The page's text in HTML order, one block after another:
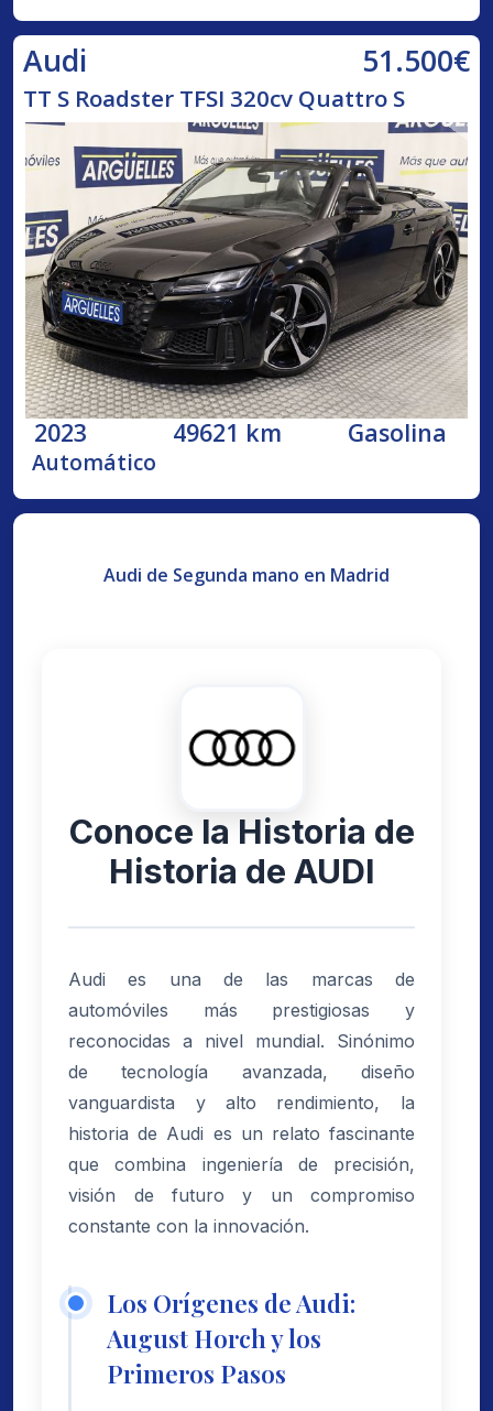
Audi 51.500€
TT S Roadster TFSI 320cv Quattro S
2023 49621 km Gasolina
Automático
Audi de Segunda mano en Madrid
Conoce la Historia de
Historia de AUDI
Audi es una de las marcas de
automóviles más prestigiosas y
reconocidas a nivel mundial. Sinónimo
de tecnología avanzada, diseño
vanguardista y alto rendimiento, la
historia de Audi es un relato fascinante
que combina ingeniería de precisión,
visión de futuro y un compromiso
constante con la innovación.
Los Orígenes de Audi:
August Horch y los
Primeros Pasos